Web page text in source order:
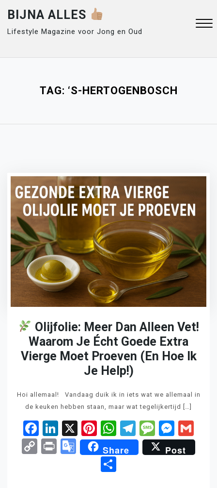
content
BIJNA ALLES
Lifestyle Magazine voor Jong en Oud
TAG: ‘S-HERTOGENBOSCH
Olijfolie: Meer Dan Alleen Vet!
Waarom Je Écht Goede Extra
Vierge Moet Proeven (en Hoe Ik
Je Help!)
Hoi allemaal! Vandaag duik ik in iets wat we allemaal in
de keuken hebben staan, maar wat tegelijkertijd […]
Facebook
LinkedIn
X Pinterest
WhatsApp
Telegram
CopyPrintGoogle
Translate
Share Post